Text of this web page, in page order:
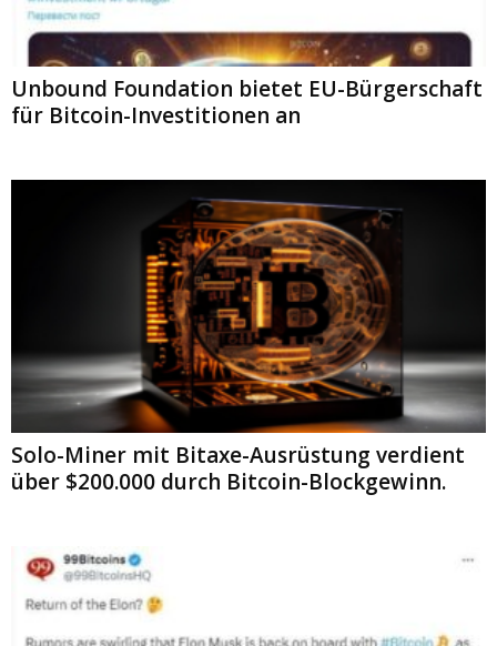
Unbound Foundation bietet EU-Bürgerschaft
für Bitcoin-Investitionen an
Solo-Miner mit Bitaxe-Ausrüstung verdient
über $200.000 durch Bitcoin-Blockgewinn.